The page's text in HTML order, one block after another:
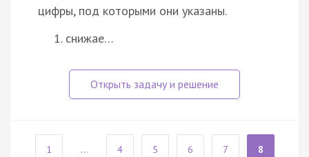
цифры, под которыми они указаны.
снижае…
1 ... 4 5 6 7 8